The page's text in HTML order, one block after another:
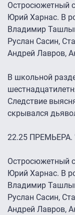
Остросюжетный
Юрий Харнас. В
Владимир
Руслан Сасин,
Андрей Лавров,
В школьной
Следствие
скрывался
22.25 ПРЕМЬЕРА.
Остросюжетный
Юрий Харнас. В
Владимир
Руслан Сасин,
Андрей Лавров,